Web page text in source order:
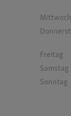
Mittwoch
Freitag
Samstag
Sonntag